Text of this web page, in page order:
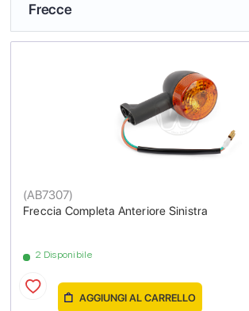
Frecce
Freccia Completa Anteriore Sinistra
(AB7307)
2 Disponibile
AGGIUNGI AL CARRELLO